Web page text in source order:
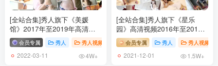
[全站合集]秀人旗下《美媛
馆》2017年至2019年高清视
频80套，大小66.3G
会员专属 秀人 秀人视频 # 视频 # MyGirl美媛馆 # 美媛馆视频
2022-03-11 4W+
[全站合集]秀人旗下《星乐
园》高清视频2016年至2017
年全3套
会员专属 秀人 秀人视频
2021-12-01 1.5W+